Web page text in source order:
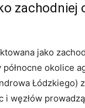
zachodniej
jako
północne okolice
Łódzkiego)
i węzłów